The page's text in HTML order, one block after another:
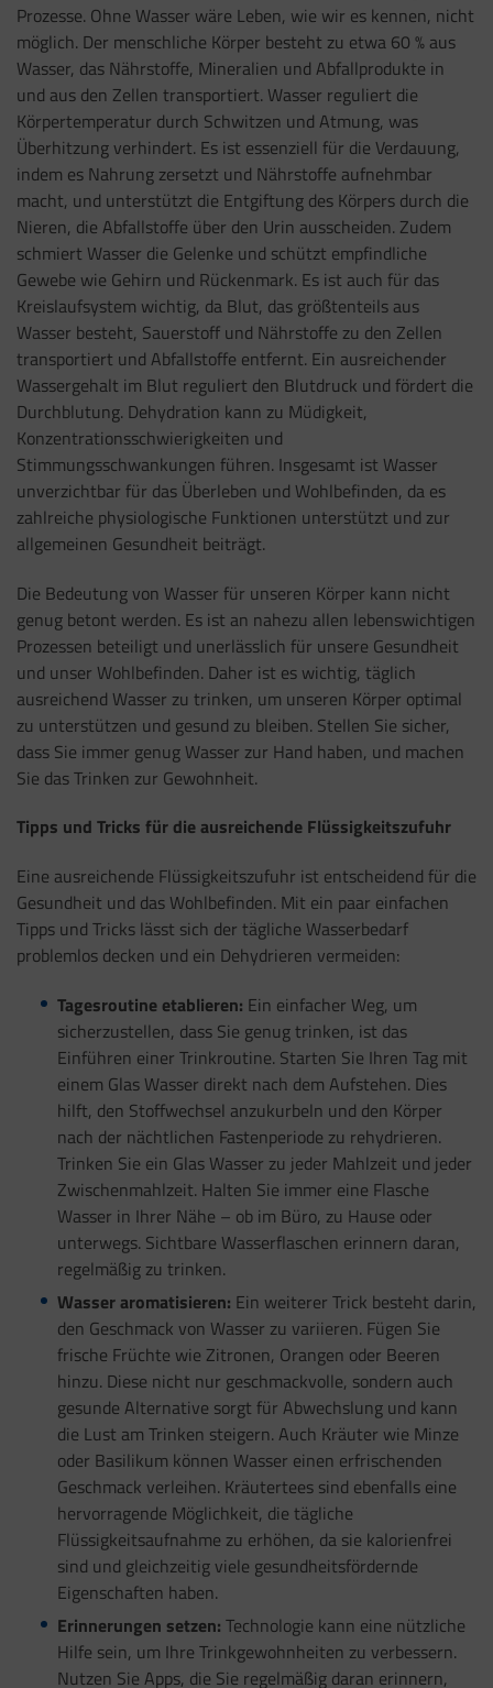
Prozesse. Ohne Wasser wäre Leben, wie wir es kennen, nicht
möglich. Der menschliche Körper besteht zu etwa 60 % aus
Wasser, das Nährstoffe, Mineralien und Abfallprodukte in
und aus den Zellen transportiert. Wasser reguliert die
Körpertemperatur durch Schwitzen und Atmung, was
Überhitzung verhindert. Es ist essenziell für die Verdauung,
indem es Nahrung zersetzt und Nährstoffe aufnehmbar
macht, und unterstützt die Entgiftung des Körpers durch die
Nieren, die Abfallstoffe über den Urin ausscheiden. Zudem
schmiert Wasser die Gelenke und schützt empfindliche
Gewebe wie Gehirn und Rückenmark. Es ist auch für das
Kreislaufsystem wichtig, da Blut, das größtenteils aus
Wasser besteht, Sauerstoff und Nährstoffe zu den Zellen
transportiert und Abfallstoffe entfernt. Ein ausreichender
Wassergehalt im Blut reguliert den Blutdruck und fördert die
Durchblutung. Dehydration kann zu Müdigkeit,
Konzentrationsschwierigkeiten und
Stimmungsschwankungen führen. Insgesamt ist Wasser
unverzichtbar für das Überleben und Wohlbefinden, da es
zahlreiche physiologische Funktionen unterstützt und zur
allgemeinen Gesundheit beiträgt.
Die Bedeutung von Wasser für unseren Körper kann nicht
genug betont werden. Es ist an nahezu allen lebenswichtigen
Prozessen beteiligt und unerlässlich für unsere Gesundheit
und unser Wohlbefinden. Daher ist es wichtig, täglich
ausreichend Wasser zu trinken, um unseren Körper optimal
zu unterstützen und gesund zu bleiben. Stellen Sie sicher,
dass Sie immer genug Wasser zur Hand haben, und machen
Sie das Trinken zur Gewohnheit.
Tipps und Tricks für die ausreichende Flüssigkeitszufuhr
Eine ausreichende Flüssigkeitszufuhr ist entscheidend für die
Gesundheit und das Wohlbefinden. Mit ein paar einfachen
Tipps und Tricks lässt sich der tägliche Wasserbedarf
problemlos decken und ein Dehydrieren vermeiden:
Tagesroutine etablieren: Ein einfacher Weg, um
sicherzustellen, dass Sie genug trinken, ist das
Einführen einer Trinkroutine. Starten Sie Ihren Tag mit
einem Glas Wasser direkt nach dem Aufstehen. Dies
hilft, den Stoffwechsel anzukurbeln und den Körper
nach der nächtlichen Fastenperiode zu rehydrieren.
Trinken Sie ein Glas Wasser zu jeder Mahlzeit und jeder
Zwischenmahlzeit. Halten Sie immer eine Flasche
Wasser in Ihrer Nähe – ob im Büro, zu Hause oder
unterwegs. Sichtbare Wasserflaschen erinnern daran,
regelmäßig zu trinken.
Wasser aromatisieren: Ein weiterer Trick besteht darin,
den Geschmack von Wasser zu variieren. Fügen Sie
frische Früchte wie Zitronen, Orangen oder Beeren
hinzu. Diese nicht nur geschmackvolle, sondern auch
gesunde Alternative sorgt für Abwechslung und kann
die Lust am Trinken steigern. Auch Kräuter wie Minze
oder Basilikum können Wasser einen erfrischenden
Geschmack verleihen. Kräutertees sind ebenfalls eine
hervorragende Möglichkeit, die tägliche
Flüssigkeitsaufnahme zu erhöhen, da sie kalorienfrei
sind und gleichzeitig viele gesundheitsfördernde
Eigenschaften haben.
Erinnerungen setzen: Technologie kann eine nützliche
Hilfe sein, um Ihre Trinkgewohnheiten zu verbessern.
Nutzen Sie Apps, die Sie regelmäßig daran erinnern,